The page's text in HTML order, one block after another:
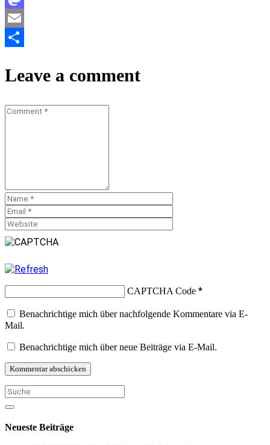
Mastodon
Email
Leave a comment
CAPTCHA Code *
Benachrichtige mich über nachfolgende Kommentare via E-
Mail.
Benachrichtige mich über neue Beiträge via E-Mail.
Neueste Beiträge